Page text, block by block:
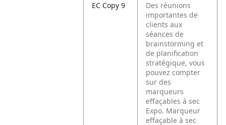
EC Copy 9
Des réunions
importantes de
clients aux
séances de
brainstorming et
de planification
stratégique, vous
pouvez compter
sur des
marqueurs
effaçables à sec
Expo. Marqueur
effaçable à sec